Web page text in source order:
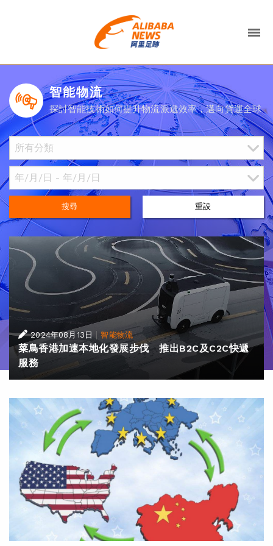
智能物流
探討智能技術如何提升物流派遞效率，邁向貨運全球
搜尋 重設
2024年08月13日 |智能物流
菜鳥香港加速本地化發展步伐 推出B2C及C2C快遞
服務